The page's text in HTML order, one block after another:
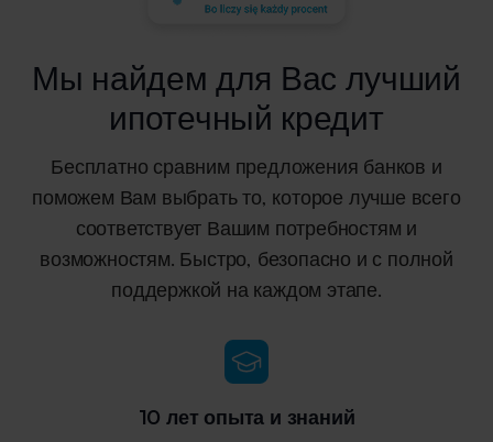
Мы найдем для Вас лучший
ипотечный кредит
Бесплатно сравним предложения банков и
поможем Вам выбрать то, которое лучше всего
соответствует Вашим потребностям и
возможностям. Быстро, безопасно и с полной
поддержкой на каждом этапе.
10 лет опыта и знаний